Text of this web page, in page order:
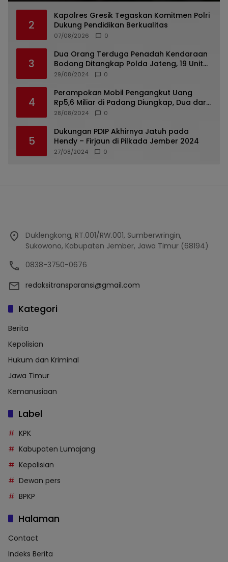
2
Kapolres Gresik Tegaskan Komitmen Polri
Dukung Pendidikan Berkualitas
07/08/2026 0
3
Dua Orang Terduga Penadah Kendaraan
Bodong Ditangkap Polda Jateng, 19 Unit
Roda Empat Diamankan
29/08/2024 0
4
Perampokan Mobil Pengangkut Uang
Rp5,6 Miliar di Padang Diungkap, Dua dari
Tiga Tersangka Merupakan Oknum Polisi
28/08/2024 0
5
Dukungan PDIP Akhirnya Jatuh pada
Hendy – Firjaun di Pilkada Jember 2024
27/08/2024 0
Duklengkong, RT.001/RW.001, Sumberwringin,
Sukowono, Kabupaten Jember, Jawa Timur (68194)
0838-3750-0676
redaksitransparansi@gmail.com
Kategori
Berita
Kepolisian
Hukum dan Kriminal
Jawa Timur
Kemanusiaan
Label
KPK
Kabupaten Lumajang
Kepolisian
Dewan pers
BPKP
Halaman
Contact
Indeks Berita